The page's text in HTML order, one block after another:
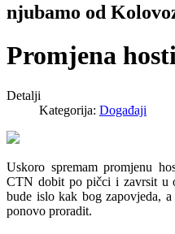
njubamo od
Promjena
Detalji
Kategorija: Događaji
Uskoro spremam promjenu
CTN dobit po pičci i zavrsit u
bude islo kak bog zapovjeda,
ponovo proradit.